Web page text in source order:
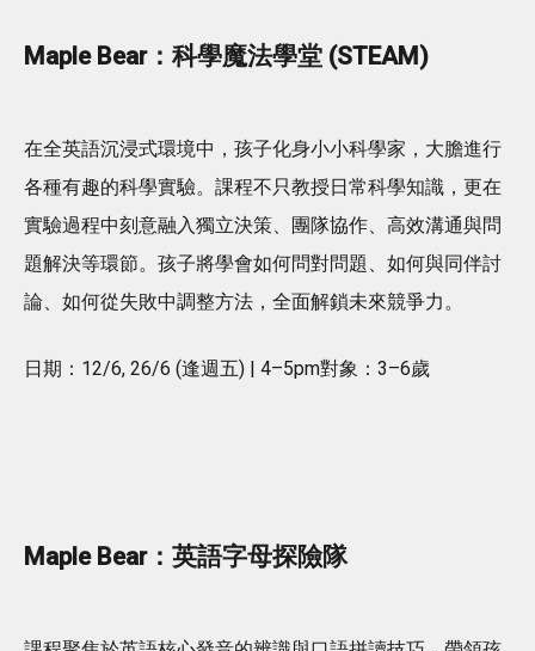
Maple Bear：科學魔法學堂 (STEAM)
在全英語沉浸式環境中，孩子化身小小科學家，大膽進行
各種有趣的科學實驗。課程不只教授日常科學知識，更在
實驗過程中刻意融入獨立決策、團隊協作、高效溝通與問
題解決等環節。孩子將學會如何問對問題、如何與同伴討
論、如何從失敗中調整方法，全面解鎖未來競爭力。
日期：12/6, 26/6 (逢週五) | 4–5pm對象：3–6歲
Maple Bear：英語字母探險隊